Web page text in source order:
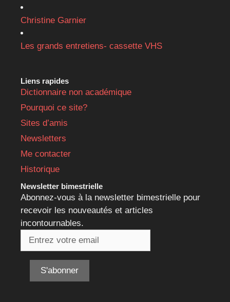
Christine Garnier
Les grands entretiens- cassette VHS
Liens rapides
Dictionnaire non académique
Pourquoi ce site?
Sites d’amis
Newsletters
Me contacter
Historique
Newsletter bimestrielle
Abonnez-vous à la newsletter bimestrielle pour
recevoir les nouveautés et articles
incontournables.